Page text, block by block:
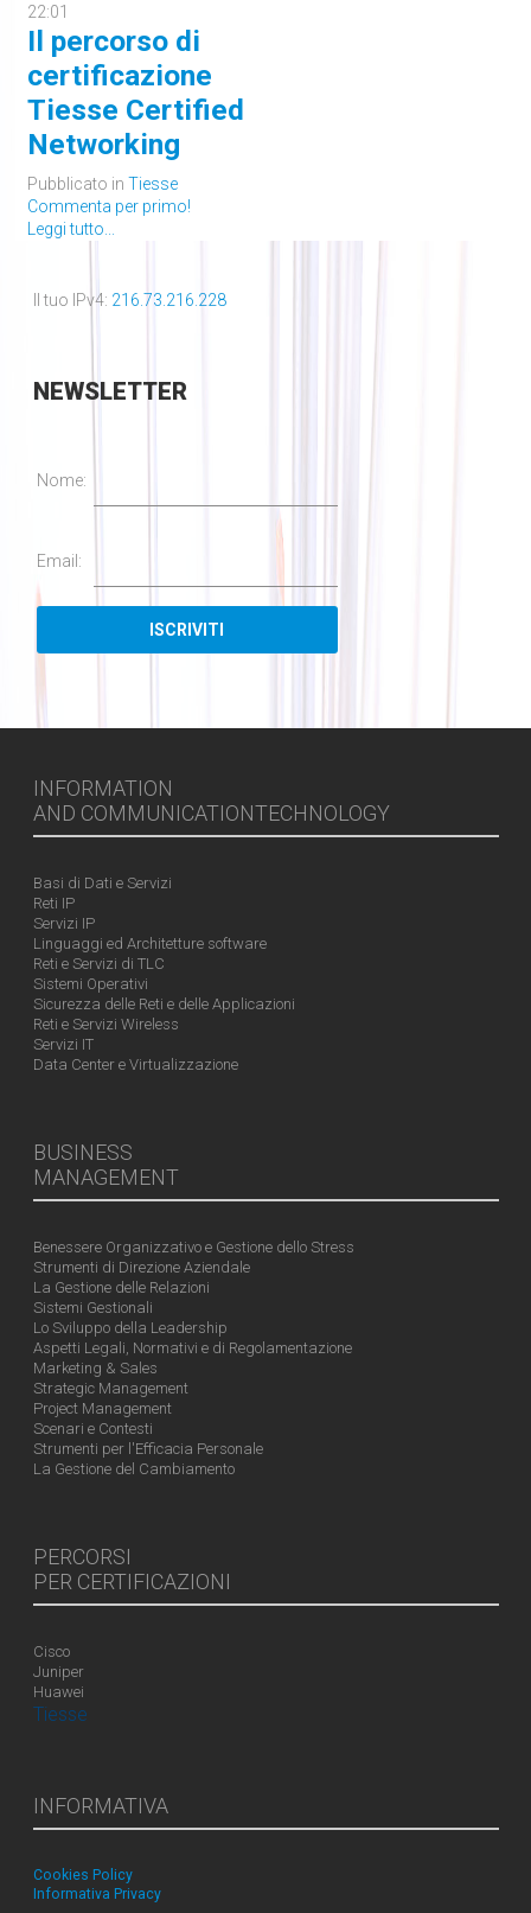
22:01
Il percorso di
certificazione
Tiesse Certified
Networking
Pubblicato in Tiesse
Commenta per primo!
Leggi tutto...
Il tuo IPv4: 216.73.216.228
NEWSLETTER
Nome:
Email:
INFORMATION
AND COMMUNICATIONTECHNOLOGY
Basi di Dati e Servizi
Reti IP
Servizi IP
Linguaggi ed Architetture software
Reti e Servizi di TLC
Sistemi Operativi
Sicurezza delle Reti e delle Applicazioni
Reti e Servizi Wireless
Servizi IT
Data Center e Virtualizzazione
BUSINESS
MANAGEMENT
Benessere Organizzativo e Gestione dello Stress
Strumenti di Direzione Aziendale
La Gestione delle Relazioni
Sistemi Gestionali
Lo Sviluppo della Leadership
Aspetti Legali, Normativi e di Regolamentazione
Marketing & Sales
Strategic Management
Project Management
Scenari e Contesti
Strumenti per l'Efficacia Personale
La Gestione del Cambiamento
PERCORSI
PER CERTIFICAZIONI
Cisco
Juniper
Huawei
Tiesse
INFORMATIVA
Cookies Policy
Informativa Privacy